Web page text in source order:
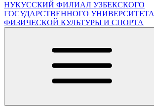
НУКУССКИЙ ФИЛИАЛ УЗБЕКСКОГО
ГОСУДАРСТВЕННОГО УНИВЕРСИТЕТА
ФИЗИЧЕСКОЙ КУЛЬТУРЫ И СПОРТА